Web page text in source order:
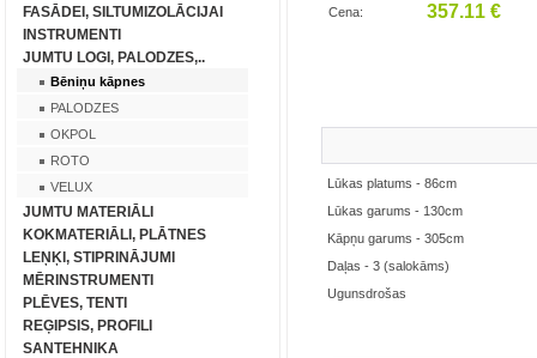
FASĀDEI, SILTUMIZOLĀCIJAI
INSTRUMENTI
JUMTU LOGI, PALODZES,..
Bēniņu kāpnes
PALODZES
OKPOL
ROTO
VELUX
JUMTU MATERIĀLI
KOKMATERIĀLI, PLĀTNES
LEŅĶI, STIPRINĀJUMI
MĒRINSTRUMENTI
PLĒVES, TENTI
REĢIPSIS, PROFILI
SANTEHNIKA
Cena:
357.11 €
Lūkas platums - 86cm
Lūkas garums - 130cm
Kāpņu garums - 305cm
Daļas - 3 (salokāms)
Ugunsdrošas